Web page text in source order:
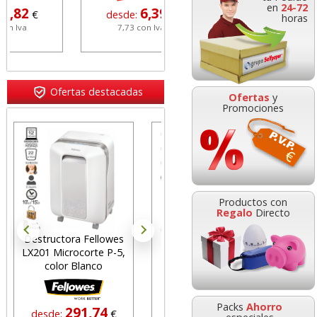
en 24-72
horas
Ofertas y
Promociones
Productos con
Regalo Directo
PacksAhorro
€ 6,99
8,46 con Iva
Etiqueta Rollo PVP
Euros 12x18 Blanco
poner precio removible
desde:6,41 €
7,76 con Iva
Ofertas destacadas
Destructora Fellowes
LX201 Microcorte P-5,
color Blanco
desde:291,74 €
Bolígrafo Pilot Super
Grip tinta base de
aceite punta bola
0,67 €
6